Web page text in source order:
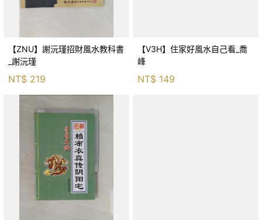
【ZNU】謝沅瑾招財風水教科書
_謝沅瑾
NT$ 219
【V3H】住家好風水自己看_喬
峰
NT$ 149